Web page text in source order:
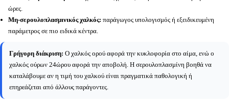
ώρες.
Μη-σερουλοπλασμινικός χαλκός: παράγωγος υπολογισμός ή εξειδικευμένη
παράμετρος σε πιο ειδικά κέντρα.
Γρήγορη διάκριση: Ο χαλκός ορού αφορά την κυκλοφορία στο αίμα, ενώ ο
χαλκός ούρων 24ώρου αφορά την αποβολή. Η σερουλοπλασμίνη βοηθά να
καταλάβουμε αν η τιμή του χαλκού είναι πραγματικά παθολογική ή
επηρεάζεται από άλλους παράγοντες.